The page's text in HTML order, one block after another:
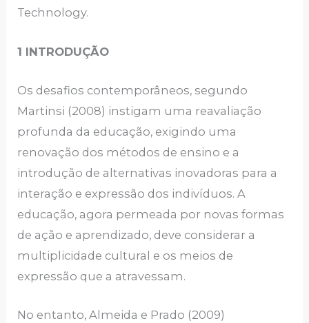
Technology.
1 INTRODUÇÃO
Os desafios contemporâneos, segundo
Martinsi (2008) instigam uma reavaliação
profunda da educação, exigindo uma
renovação dos métodos de ensino e a
introdução de alternativas inovadoras para a
interação e expressão dos indivíduos. A
educação, agora permeada por novas formas
de ação e aprendizado, deve considerar a
multiplicidade cultural e os meios de
expressão que a atravessam.
No entanto, Almeida e Prado (2009)